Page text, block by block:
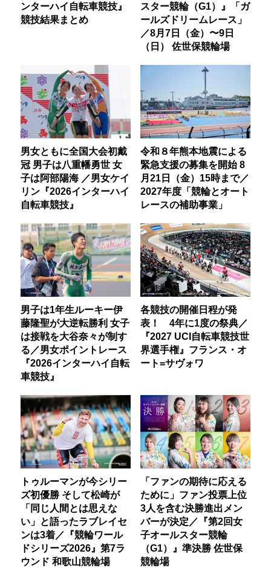
ンターハイ自転車競技』
競技結果まとめ
スター競輪（G1）』「ガ
ールズドリームレース」
／8月7日（金）〜9日
（日） 佐世保競輪場
男女ともに全国大会初戴
冠 男子は八重幡勇世 女
子は阿部陽海 ／男女ケイ
リン『2026インターハイ
自転車競技』
令和８年熊本地震による
緊急支援の募集を開始 8
月21日（金）15時まで／
2027年度「競輪とオート
レースの補助事業」
男子は1年生ルーキー伊
藤隆聖が大逆転勝利 女子
は接戦を大谷奈々が制す
る／男女ポイントレース
『2026インターハイ自転
車競技』
各競技の開催日程が発
表！ 4年に1度の祭典／
『2027 UCI自転車競技世
界選手権』フランス・オ
ート=サヴォワ
トゥルーマンが今シリー
ズ初優勝 そして松崎が
「同じ人間とは思えな
い」と語ったラブレイセ
ンは3着／『競輪ワール
ドシリーズ2026』第7ラ
ウンド 和歌山競輪場
「ファンの期待に応える
ために」ファン投票上位
3人を含む決勝進出メン
バーが決定／『第2回女
子オールスター競輪
（G1）』準決勝 佐世保
競輪場